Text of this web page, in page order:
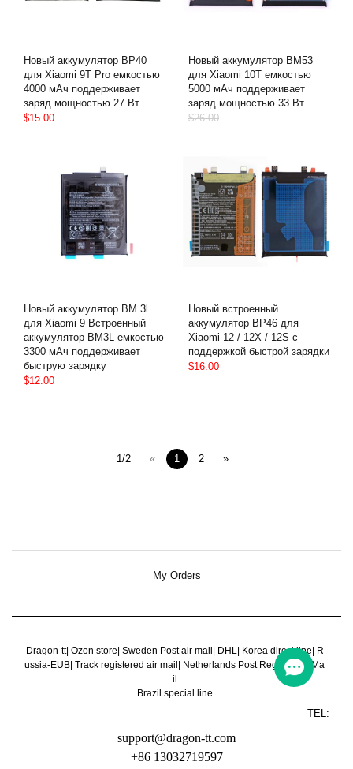
Новый аккумулятор BP40
для Xiaomi 9T Pro емкостью
4000 мАч поддерживает
заряд мощностью 27 Вт
$15.00
Новый аккумулятор BM53
для Xiaomi 10T емкостью
5000 мАч поддерживает
заряд мощностью 33 Вт
$26.00
Новый аккумулятор BM 3l
для Xiaomi 9 Встроенный
аккумулятор BM3L емкостью
3300 мАч поддерживает
быструю зарядку
$12.00
Новый встроенный
аккумулятор BP46 для
Xiaomi 12 / 12X / 12S с
поддержкой быстрой зарядки
$16.00
1/2 « 1 2 »
My Orders
Dragon-tt| Ozon store Sweden Post air mail DHL| Korea direct line
R
ussia-EUB Track registered air mail
Netherlands Post Register Air Ma
il
Brazil special line
TEL:
support@dragon-tt.com
+86 13032719597